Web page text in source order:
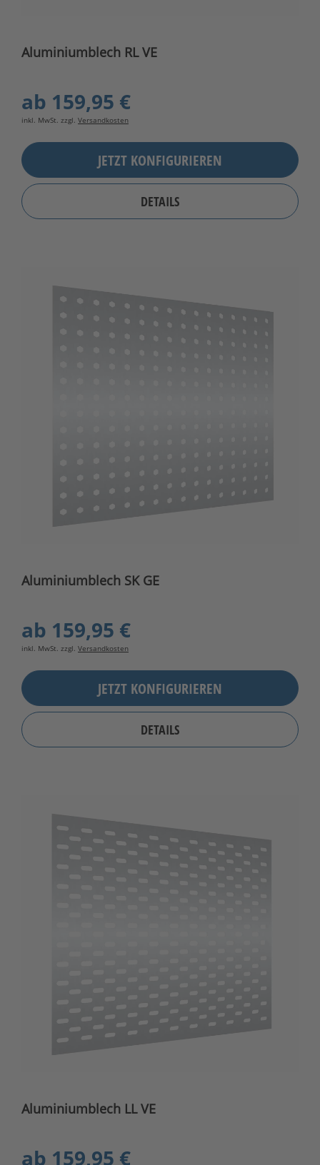
Aluminiumblech RL VE
ab 159,95 €
inkl. MwSt. zzgl. Versandkosten
JETZT KONFIGURIEREN
DETAILS
Aluminiumblech SK GE
ab 159,95 €
inkl. MwSt. zzgl. Versandkosten
JETZT KONFIGURIEREN
DETAILS
Aluminiumblech LL VE
ab 159,95 €